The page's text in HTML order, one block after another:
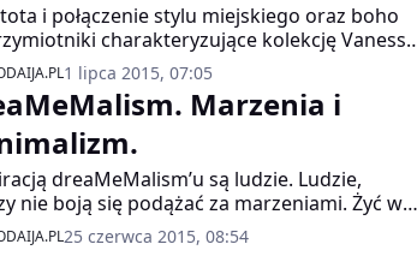
i połączenie stylu miejskiego oraz boho
charakteryzujące kolekcję Vanessy
– ikony paryskiego szyku.
1 lipca 2015, 07:05
Marzenia i
dreaMeMalism’u są ludzie. Ludzie,
nie boją się podążać za marzeniami. Żyć w
z własną naturą, iść pod prąd. Ich styl
25 czerwca 2015, 08:54